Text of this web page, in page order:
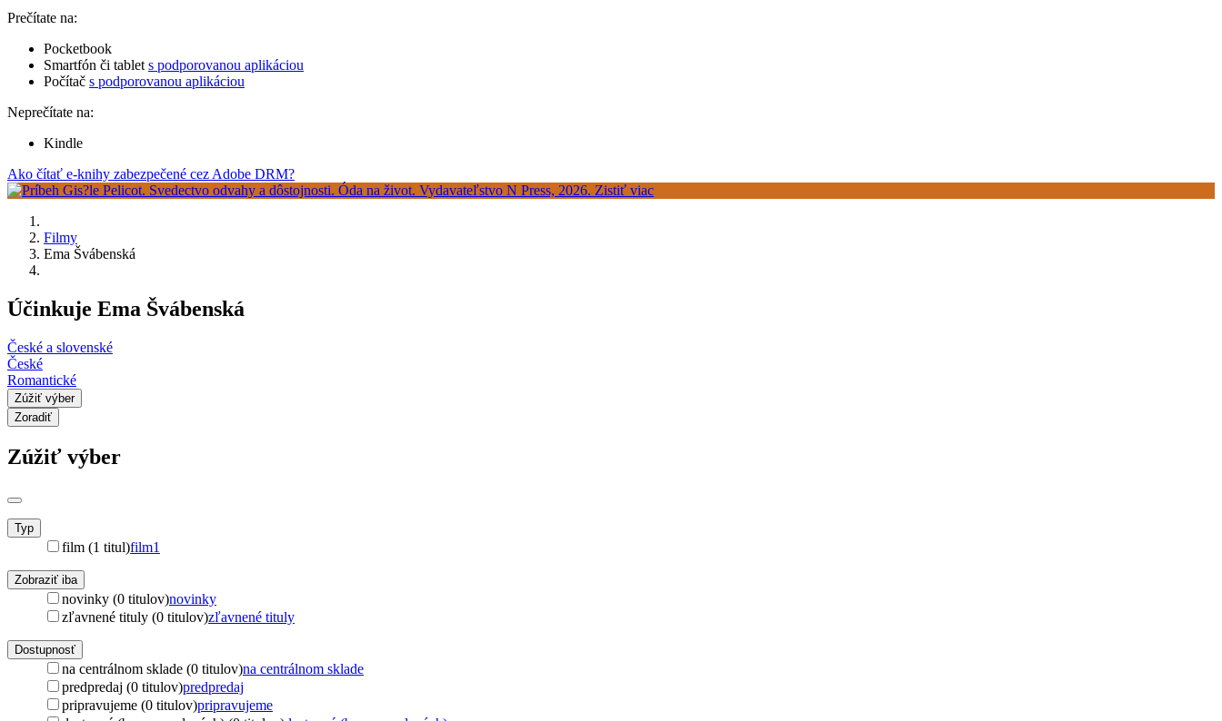
Prečítate na:
Pocketbook
Smartfón či tablet s podporovanou aplikáciou
Počítač s podporovanou aplikáciou
Neprečítate na:
Kindle
Ako čítať e-knihy zabezpečené cez Adobe DRM?
Filmy
Ema Švábenská
Účinkuje Ema Švábenská
České a slovenské
České
Romantické
Zúžiť výber
Zoradiť
Zúžiť výber
Typ
film (1 titul)film1
Zobraziť iba
novinky (0 titulov)novinky
zľavnené tituly (0 titulov)zľavnené tituly
Dostupnosť
na centrálnom sklade (0 titulov)na centrálnom sklade
predpredaj (0 titulov)predpredaj
pripravujeme (0 titulov)pripravujeme